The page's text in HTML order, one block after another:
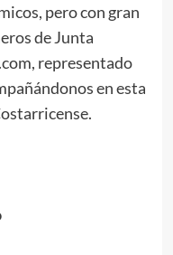
pero con gran
de Junta
representado
en esta